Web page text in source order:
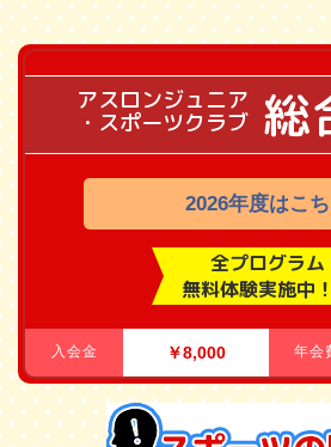
アスロンジュニア
・スポーツクラブ 総
2026年度はこ
全プログラム
無料体験実施中
入会金 ￥8,000 年会